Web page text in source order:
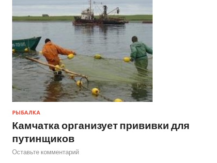
РЫБАЛКА
Камчатка организует прививки для
путинщиков
Оставьте комментарий